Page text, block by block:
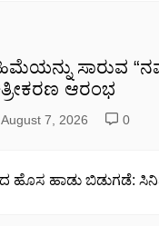
ಸಾರುವ
ಆರಂಭ
August 7, 2026 0